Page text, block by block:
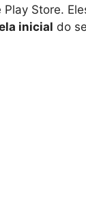
Play Store.
inicial do